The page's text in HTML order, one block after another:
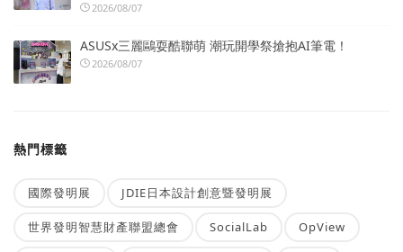
2026/08/07
ASUSx三麗鷗耍酷聯萌 潮玩開學祭搶抱AI筆電！
2026/08/07
熱門標籤
國際發明展 JDIE日本設計創意暨發明展
世界發明智慧財產聯盟總會 SocialLab OpView